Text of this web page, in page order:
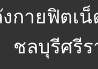
กายฟิตเ
ชลบุรีศรี